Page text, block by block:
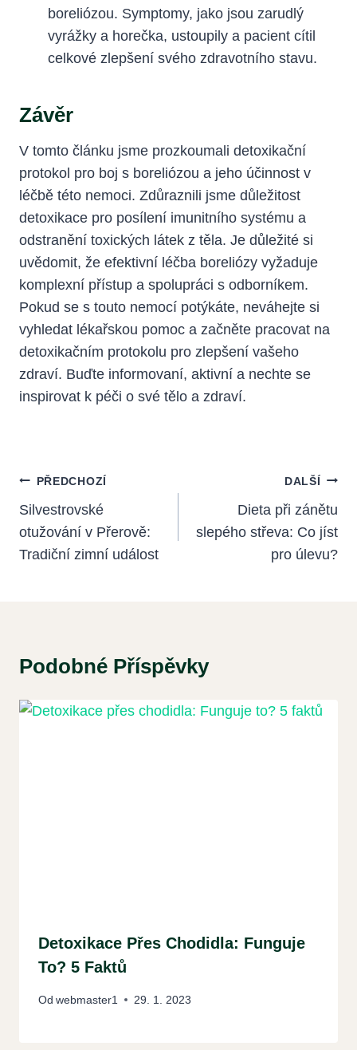
boreliózou. Symptomy, jako jsou zarudlý
vyrážky a horečka, ustoupily a‍ pacient cítil
celkové zlepšení svého zdravotního‍ stavu.
Závěr
V tomto článku jsme⁤ prozkoumali detoxikační
protokol ⁢pro ⁣boj s boreliózou a jeho ‌účinnost v
léčbě této nemoci. Zdůraznili jsme důležitost
detoxikace‌ pro ‍posílení imunitního systému a‌
odstranění toxických látek z těla. Je důležité si
uvědomit, ​že efektivní léčba boreliózy⁢ vyžaduje
komplexní​ přístup a spolupráci⁢ s odborníkem.
Pokud se s ‍touto nemocí potýkáte, ⁣neváhejte⁣ si
⁣vyhledat lékařskou ‌pomoc a začněte pracovat na
detoxikačním protokolu pro zlepšení vašeho
zdraví. Buďte informovaní, aktivní a nechte ⁤se
inspirovat k ⁢péči o své tělo a zdraví.
Navigace
Pro
Příspěvek
PŘEDCHOZÍ
Silvestrovské
otužování v Přerově:
Tradiční zimní událost
DALŠÍ
Dieta při zánětu
slepého střeva: Co jíst
pro úlevu?
Podobné Příspěvky
Detoxikace Přes Chodidla: Funguje
To? 5 Faktů
Od webmaster1 29. 1. 2023